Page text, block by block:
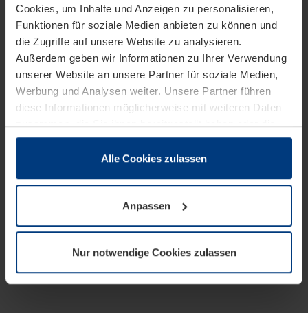
Cookies, um Inhalte und Anzeigen zu personalisieren,
Funktionen für soziale Medien anbieten zu können und
die Zugriffe auf unsere Website zu analysieren.
Außerdem geben wir Informationen zu Ihrer Verwendung
unserer Website an unsere Partner für soziale Medien,
Werbung und Analysen weiter. Unsere Partner führen
diese Informationen möglicherweise mit weiteren Daten
zusammen, die Sie ihnen bereitgestellt haben oder die
sie im Rahmen Ihrer Nutzung der Dienste gesammelt
wenn diese für den Betrieb dieser Seite unbedingt
notwendig sind. Für alle anderen Cookie-Typen benötigen
wir Ihre Erlaubnis. Ihre Einwilligung können Sie jederzeit
Datenschutzerklärungunserer Website ändern oder
widerrufen.
Alle Cookies zulassen
Anpassen
Nur notwendige Cookies zulassen